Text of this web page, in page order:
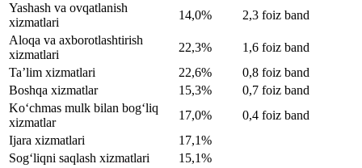
Yashash va ovqatlanish
xizmatlari
14,0%
2,3 foiz band
Aloqa va axborotlashtirish
xizmatlari
22,3%
1,6 foiz band
Ta’lim xizmatlari
22,6%
0,8 foiz band
Boshqa xizmatlar
15,3%
0,7 foiz band
Ko‘chmas mulk bilan bog‘liq
xizmatlar
17,0%
0,4 foiz band
Ijara xizmatlari
17,1%
Sog‘liqni saqlash xizmatlari
15,1%